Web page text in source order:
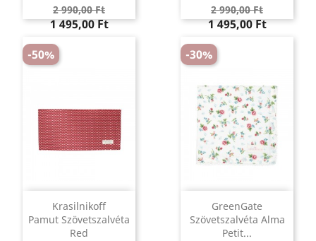
Regular
price
2 990,00 FtÁr
1 495,00 Ft
Regular
price
2 990,00 FtÁr
1 495,00 Ft
Krasilnikoff
Pamut Szövetszalvéta
Red
-50%
GreenGate
Szövetszalvéta Alma
Petit...
-30%